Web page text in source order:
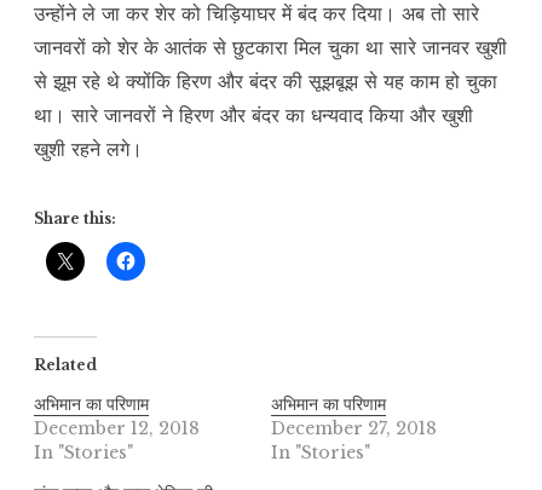
उन्होंने ले जा कर शेर को चिड़ियाघर में बंद कर दिया। अब तो सारे
जानवरों को शेर के आतंक से छुटकारा मिल चुका था सारे जानवर खुशी
से झूम रहे थे क्योंकि हिरण और बंदर की सूझबूझ से यह काम हो चुका
था। सारे जानवरों ने हिरण और बंदर का धन्यवाद किया और खुशी
खुशी रहने लगे।
Share this:
Related
अभिमान का परिणाम
December 12, 2018
In "Stories"
अभिमान का परिणाम
December 27, 2018
In "Stories"